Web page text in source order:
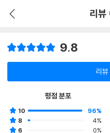
리
9.8
리뷰
평점 분포
10
96%
8
4%
6
0%